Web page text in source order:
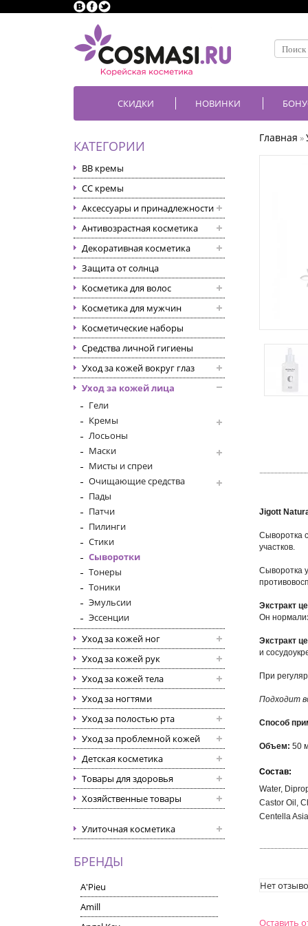
СКИДКИ НОВИНКИ
КАТЕГОРИИ
BB кремы
CC кремы
Аксессуары и принадлежности
Антивозрастная косметика
Декоративная косметика
Защита от солнца
Косметика для волос
Косметика для мужчин
Косметические наборы
Средства личной гигиены
Уход за кожей вокруг глаз
Уход за кожей лица
Гели
Кремы
Лосьоны
Маски
Мисты и спреи
Очищающие средства
Пады
Патчи
Пилинги
Стики
Сыворотки
Тонеры
Тоники
Эмульсии
Эссенции
Уход за кожей ног
Уход за кожей рук
Уход за кожей тела
Уход за ногтями
Уход за полостью рта
Уход за проблемной кожей
Детская косметика
Товары для здоровья
Хозяйственные товары
Улиточная косметика
БРЕНДЫ
A'Pieu
Amill
Главная »
Jigott
Сыворотка
участков.
Сыворотка
Экстракт
Он
Экстракт
и
При
Подходит
Способ
Объем: 50
Состав:
Water,
Castor Oil,
Centella
Нет
Оставить